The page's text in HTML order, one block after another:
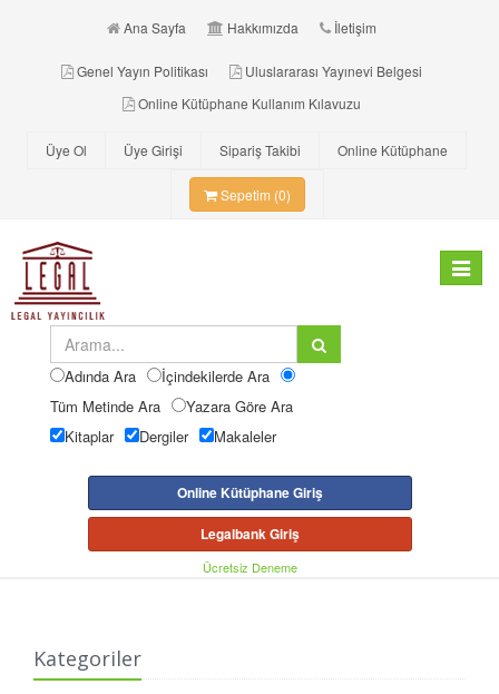
Ana Sayfa Hakkımızda İletişim
Genel Yayın Politikası
Uluslararası Yayınevi Belgesi
Online Kütüphane Kullanım Kılavuzu
Üye Ol Üye Girişi Sipariş Takibi Online Kütüphane
Sepetim (0)
Toggle
Adında Ara
İçindekilerde Ara
Tüm Metinde Ara
Yazara Göre Ara
Kitaplar
Dergiler Makaleler
Online Kütüphane Giriş
Legalbank Giriş
Ücretsiz Deneme
Kategoriler